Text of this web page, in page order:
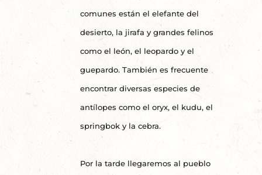
comunes están el elefante del
desierto, la jirafa y grandes felinos
como el león, el leopardo y el
guepardo. También es frecuente
encontrar diversas especies de
antílopes como el oryx, el kudu, el
springbok y la cebra.
Por la tarde llegaremos al pueblo